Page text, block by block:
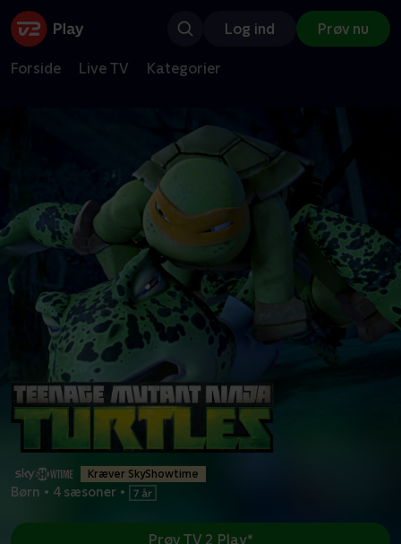
Log ind Prøv nu
Forside Live TV Kategorier
Kræver SkyShowtime
Børn • 4 sæsoner •
Prøv TV 2 Play*